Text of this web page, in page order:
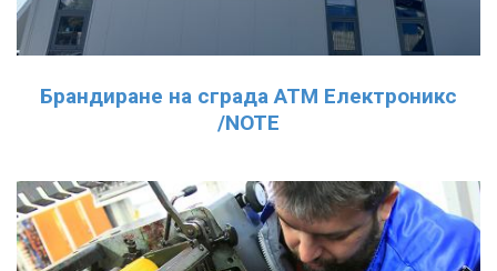
Брандиране на сграда АТМ Електроникс
/NOTE